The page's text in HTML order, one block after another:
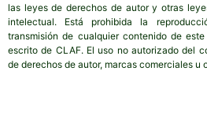
las leyes de derechos de autor y otras
intelectual. Está prohibida la
transmisión de cualquier contenido de
escrito de CLAF. El uso no autorizado del
de derechos de autor, marcas comerciales u